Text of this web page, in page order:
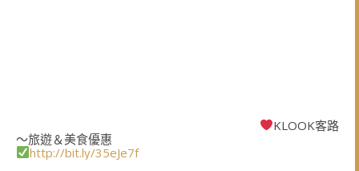
KLOOK客路
～旅遊＆美食優惠
http://bit.ly/35eJe7f